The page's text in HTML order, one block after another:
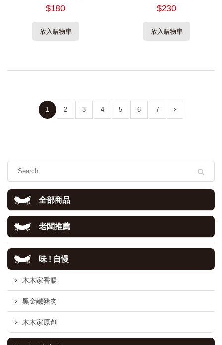
$180
放入購物車
$230
放入購物車
1 2 3 4 5 6 7
全部商品
老闆推薦
味 ! 自慢
木木家香腸
黑金鹹豬肉
木木家原創